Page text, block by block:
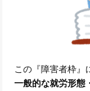
この『障害者枠』
一般的な就労形態